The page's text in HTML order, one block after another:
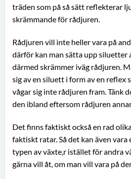
träden som på så sätt reflekterar
skrämmande för rådjuren.
Rådjuren vill inte heller vara på
därför kan man sätta upp siluetter
därmed skrämmer iväg rådjuren.
sig av en siluett i form av en reflex
vågar sig inte rådjuren fram. Tänk
den ibland eftersom rådjuren
Det finns faktiskt också en rad
faktiskt ratar. Så det kan även vara
typen av växte,r istället för andra
gärna vill åt, om man vill vara på